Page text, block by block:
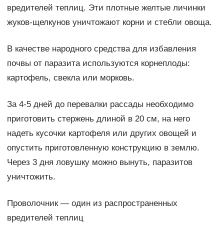
вредителей теплиц. Эти плотные желтые личинки
жуков-щелкунов уничтожают корни и стебли овоща.
В качестве народного средства для избавления
почвы от паразита используются корнеплоды:
картофель, свекла или морковь.
За 4-5 дней до перевалки рассады необходимо
приготовить стержень длиной в 20 см, на него
надеть кусочки картофеля или других овощей и
опустить приготовленную конструкцию в землю.
Через 3 дня ловушку можно вынуть, паразитов
уничтожить.
Проволочник — один из распространенных
вредителей теплиц